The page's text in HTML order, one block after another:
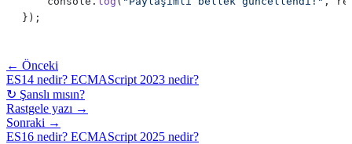
← Önceki
ES14 nedir? ECMAScript 2023 nedir?
↻ Şanslı mısın?
Rastgele yazı →
Sonraki →
ES16 nedir? ECMAScript 2025 nedir?